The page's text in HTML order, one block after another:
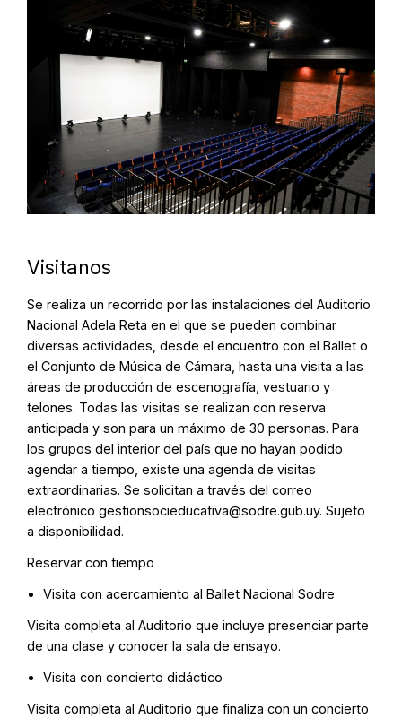
Visitanos
Se realiza un recorrido por las instalaciones del Auditorio
Nacional Adela Reta en el que se pueden combinar
diversas actividades, desde el encuentro con el Ballet o
el Conjunto de Música de Cámara, hasta una visita a las
áreas de producción de escenografía, vestuario y
telones. Todas las visitas se realizan con reserva
anticipada y son para un máximo de 30 personas. Para
los grupos del interior del país que no hayan podido
agendar a tiempo, existe una agenda de visitas
extraordinarias. Se solicitan a través del correo
electrónico gestionsocieducativa@sodre.gub.uy. Sujeto
a disponibilidad.
Reservar con tiempo
Visita con acercamiento al Ballet Nacional Sodre
Visita completa al Auditorio que incluye presenciar parte
de una clase y conocer la sala de ensayo.
Visita con concierto didáctico
Visita completa al Auditorio que finaliza con un concierto